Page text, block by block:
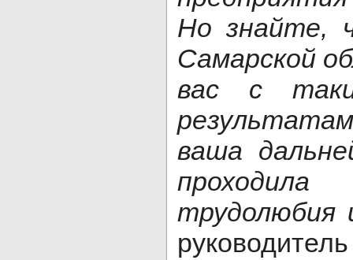
Но знайте,
Самарской
вас с
ваша
трудолюбия